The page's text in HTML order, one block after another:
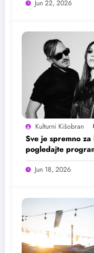
Jun 22, 2026
Kulturni Kišobran
Sve je spremno
pogledajte
Jun 18, 2026